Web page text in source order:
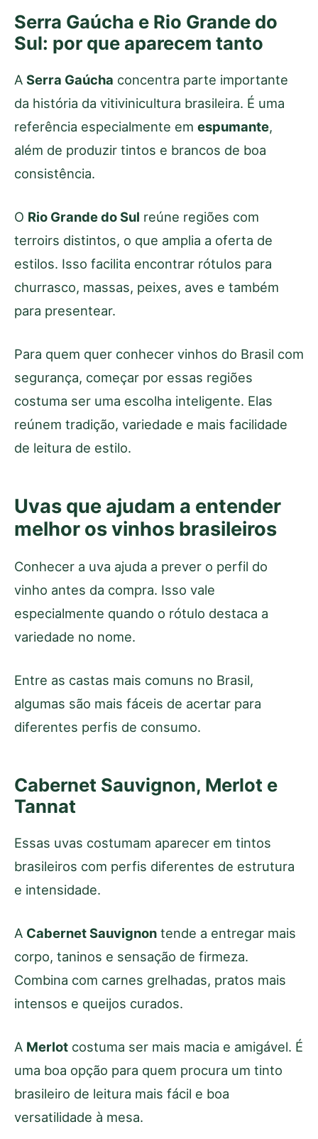
Serra Gaúcha e Rio Grande do
Sul: por que aparecem tanto
A Serra Gaúcha concentra parte importante
da história da vitivinicultura brasileira. É uma
referência especialmente em espumante,
além de produzir tintos e brancos de boa
consistência.
O Rio Grande do Sul reúne regiões com
terroirs distintos, o que amplia a oferta de
estilos. Isso facilita encontrar rótulos para
churrasco, massas, peixes, aves e também
para presentear.
Para quem quer conhecer vinhos do Brasil com
segurança, começar por essas regiões
costuma ser uma escolha inteligente. Elas
reúnem tradição, variedade e mais facilidade
de leitura de estilo.
Uvas que ajudam a entender
melhor os vinhos brasileiros
Conhecer a uva ajuda a prever o perfil do
vinho antes da compra. Isso vale
especialmente quando o rótulo destaca a
variedade no nome.
Entre as castas mais comuns no Brasil,
algumas são mais fáceis de acertar para
diferentes perfis de consumo.
Cabernet Sauvignon, Merlot e
Tannat
Essas uvas costumam aparecer em tintos
brasileiros com perfis diferentes de estrutura
e intensidade.
A Cabernet Sauvignon tende a entregar mais
corpo, taninos e sensação de firmeza.
Combina com carnes grelhadas, pratos mais
intensos e queijos curados.
A Merlot costuma ser mais macia e amigável. É
uma boa opção para quem procura um tinto
brasileiro de leitura mais fácil e boa
versatilidade à mesa.